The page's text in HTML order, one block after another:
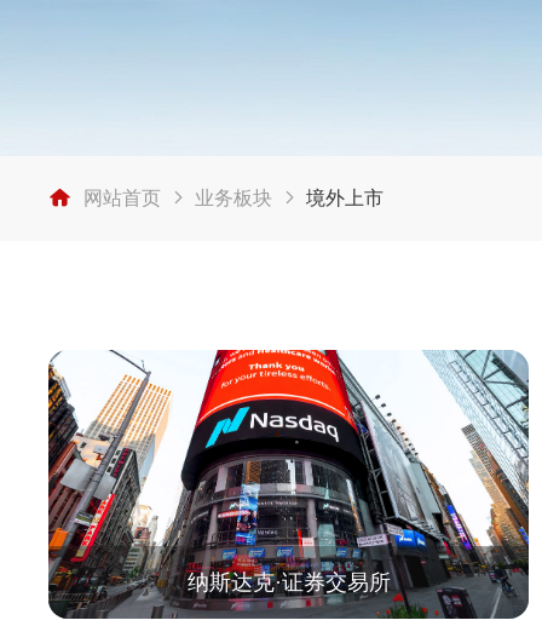
网站首页 业务板块 境外上市
纳斯达克·证券交易所